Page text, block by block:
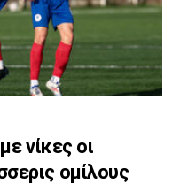
νίκες οι
ομίλους